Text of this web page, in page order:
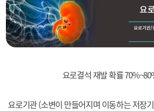
요로결석 재발 확률
요로기관 (소변이 만들어지며 이동하는 저장